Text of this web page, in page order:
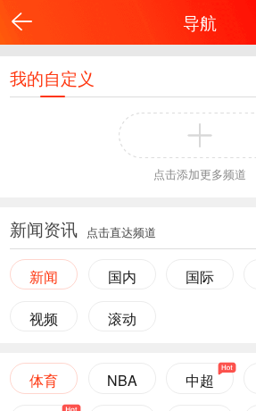
导航
我的自定义
点击添加更多频道
新闻资讯 点击直达频道
新闻 国内 国际
视频 滚动
体育 NBA 中超